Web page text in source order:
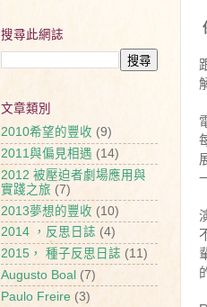
搜尋此網誌
文章類別
2010希望的豐收 (9)
2011與偏見相遇 (14)
2012 被壓迫者劇場應用與
實踐之旅 (7)
2013夢想的豐收 (10)
2014 ，反思日誌 (4)
2015， 種子反思日誌 (11)
Augusto Boal (7)
Paulo Freire (3)